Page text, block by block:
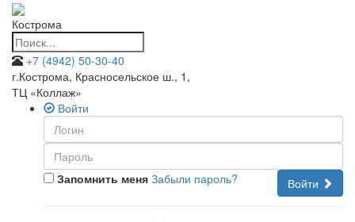
Кострома
+7 (4942) 50-30-40
г.Кострома, Красносельское ш., 1 ,
ТЦ «Коллаж»
Войти
Запомнить меня Войти
Забыли пароль?